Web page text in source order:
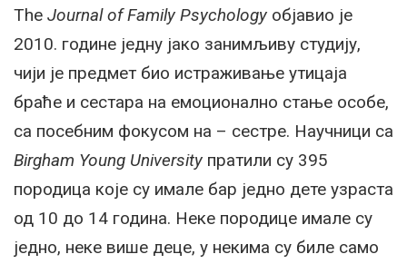
The Journal of Family Psychology објавио је
2010. године једну јако занимљиву студију,
чији је предмет био истраживање утицаја
браће и сестара на емоционално стање особе,
са посебним фокусом на – сестре. Научници са
Birgham Young University пратили су 395
породица које су имале бар једно дете узраста
од 10 до 14 година. Неке породице имале су
једно, неке више деце, у некима су биле само